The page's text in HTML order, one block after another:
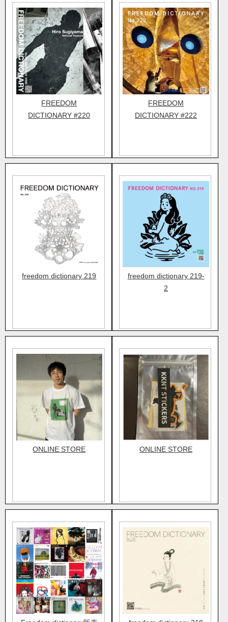
FREEDOM
DICTIONARY #220
FREEDOM
DICTIONARY #222
freedom dictionary 219
freedom dictionary 219-
2
ONLINE STORE ONLINE STORE